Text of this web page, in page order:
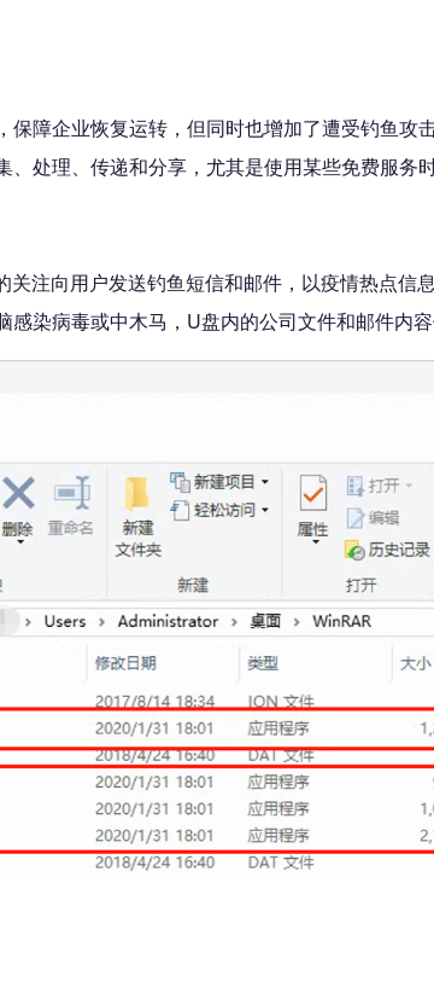
障企业恢复运转，但同时也增加了遭受钓鱼攻
处理、传递和分享，尤其是使用某些免费服务
注向用户发送钓鱼短信和邮件，以疫情热点信
染病毒或中木马，U盘内的公司文件和邮件内容